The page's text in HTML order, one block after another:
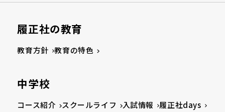
履正社の教育
教育方針 教育の特色
中学校
コース紹介 スクールライフ 入試情報 履正社days